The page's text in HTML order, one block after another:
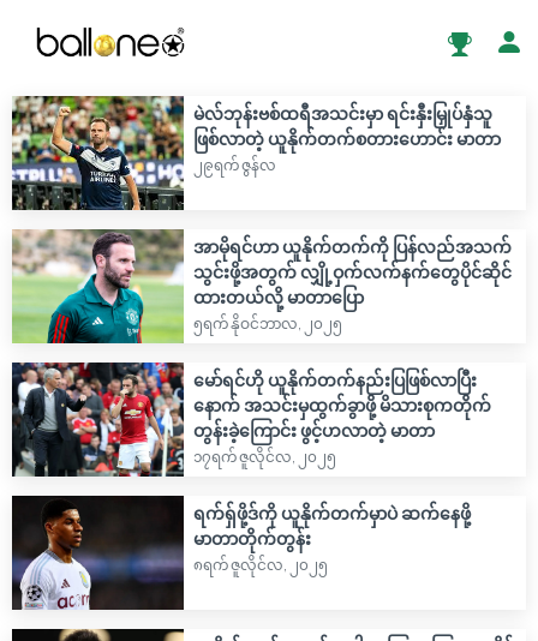
မဲလ်ဘုန်းဗစ်ထရီအသင်းမှာ ရင်းနှီးမြှုပ်နှံသူ
ဖြစ်လာတဲ့ ယူနိုက်တက်စတားဟောင်း မာတာ
၂၉ရက် ဇွန်လ
အာမိုရင်ဟာ ယူနိုက်တက်ကို ပြန်လည်အသက်
သွင်းဖို့အတွက် လျှို့ဝှက်လက်နက်တွေပိုင်ဆိုင်
ထားတယ်လို့ မာတာပြော
၅ရက် နိုဝင်ဘာလ, ၂၀၂၅
မော်ရင်ဟို ယူနိုက်တက်နည်းပြဖြစ်လာပြီး
နောက် အသင်းမှထွက်ခွာဖို့ မိသားစုကတိုက်
တွန်းခဲ့ကြောင်း ဖွင့်ဟလာတဲ့ မာတာ
၁၇ရက် ဇူလိုင်လ, ၂၀၂၅
ရက်ရှ်ဖို့ဒ်ကို ယူနိုက်တက်မှာပဲ ဆက်နေဖို့
မာတာတိုက်တွန်း
၈ရက် ဇူလိုင်လ, ၂၀၂၅